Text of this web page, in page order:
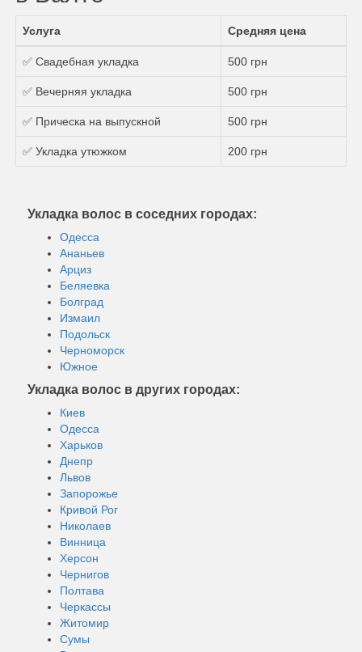
Услуга Средняя цена
✅ Свадебная укладка 500 грн
✅ Вечерняя укладка 500 грн
✅ Прическа на выпускной 500 грн
✅ Укладка утюжком 200 грн
Укладка волос в соседних городах:
Одесса
Ананьев
Арциз
Беляевка
Болград
Измаил
Подольск
Черноморск
Южное
Укладка волос в других городах:
Киев
Одесса
Харьков
Днепр
Львов
Запорожье
Кривой Рог
Николаев
Винница
Херсон
Чернигов
Полтава
Черкассы
Житомир
Сумы